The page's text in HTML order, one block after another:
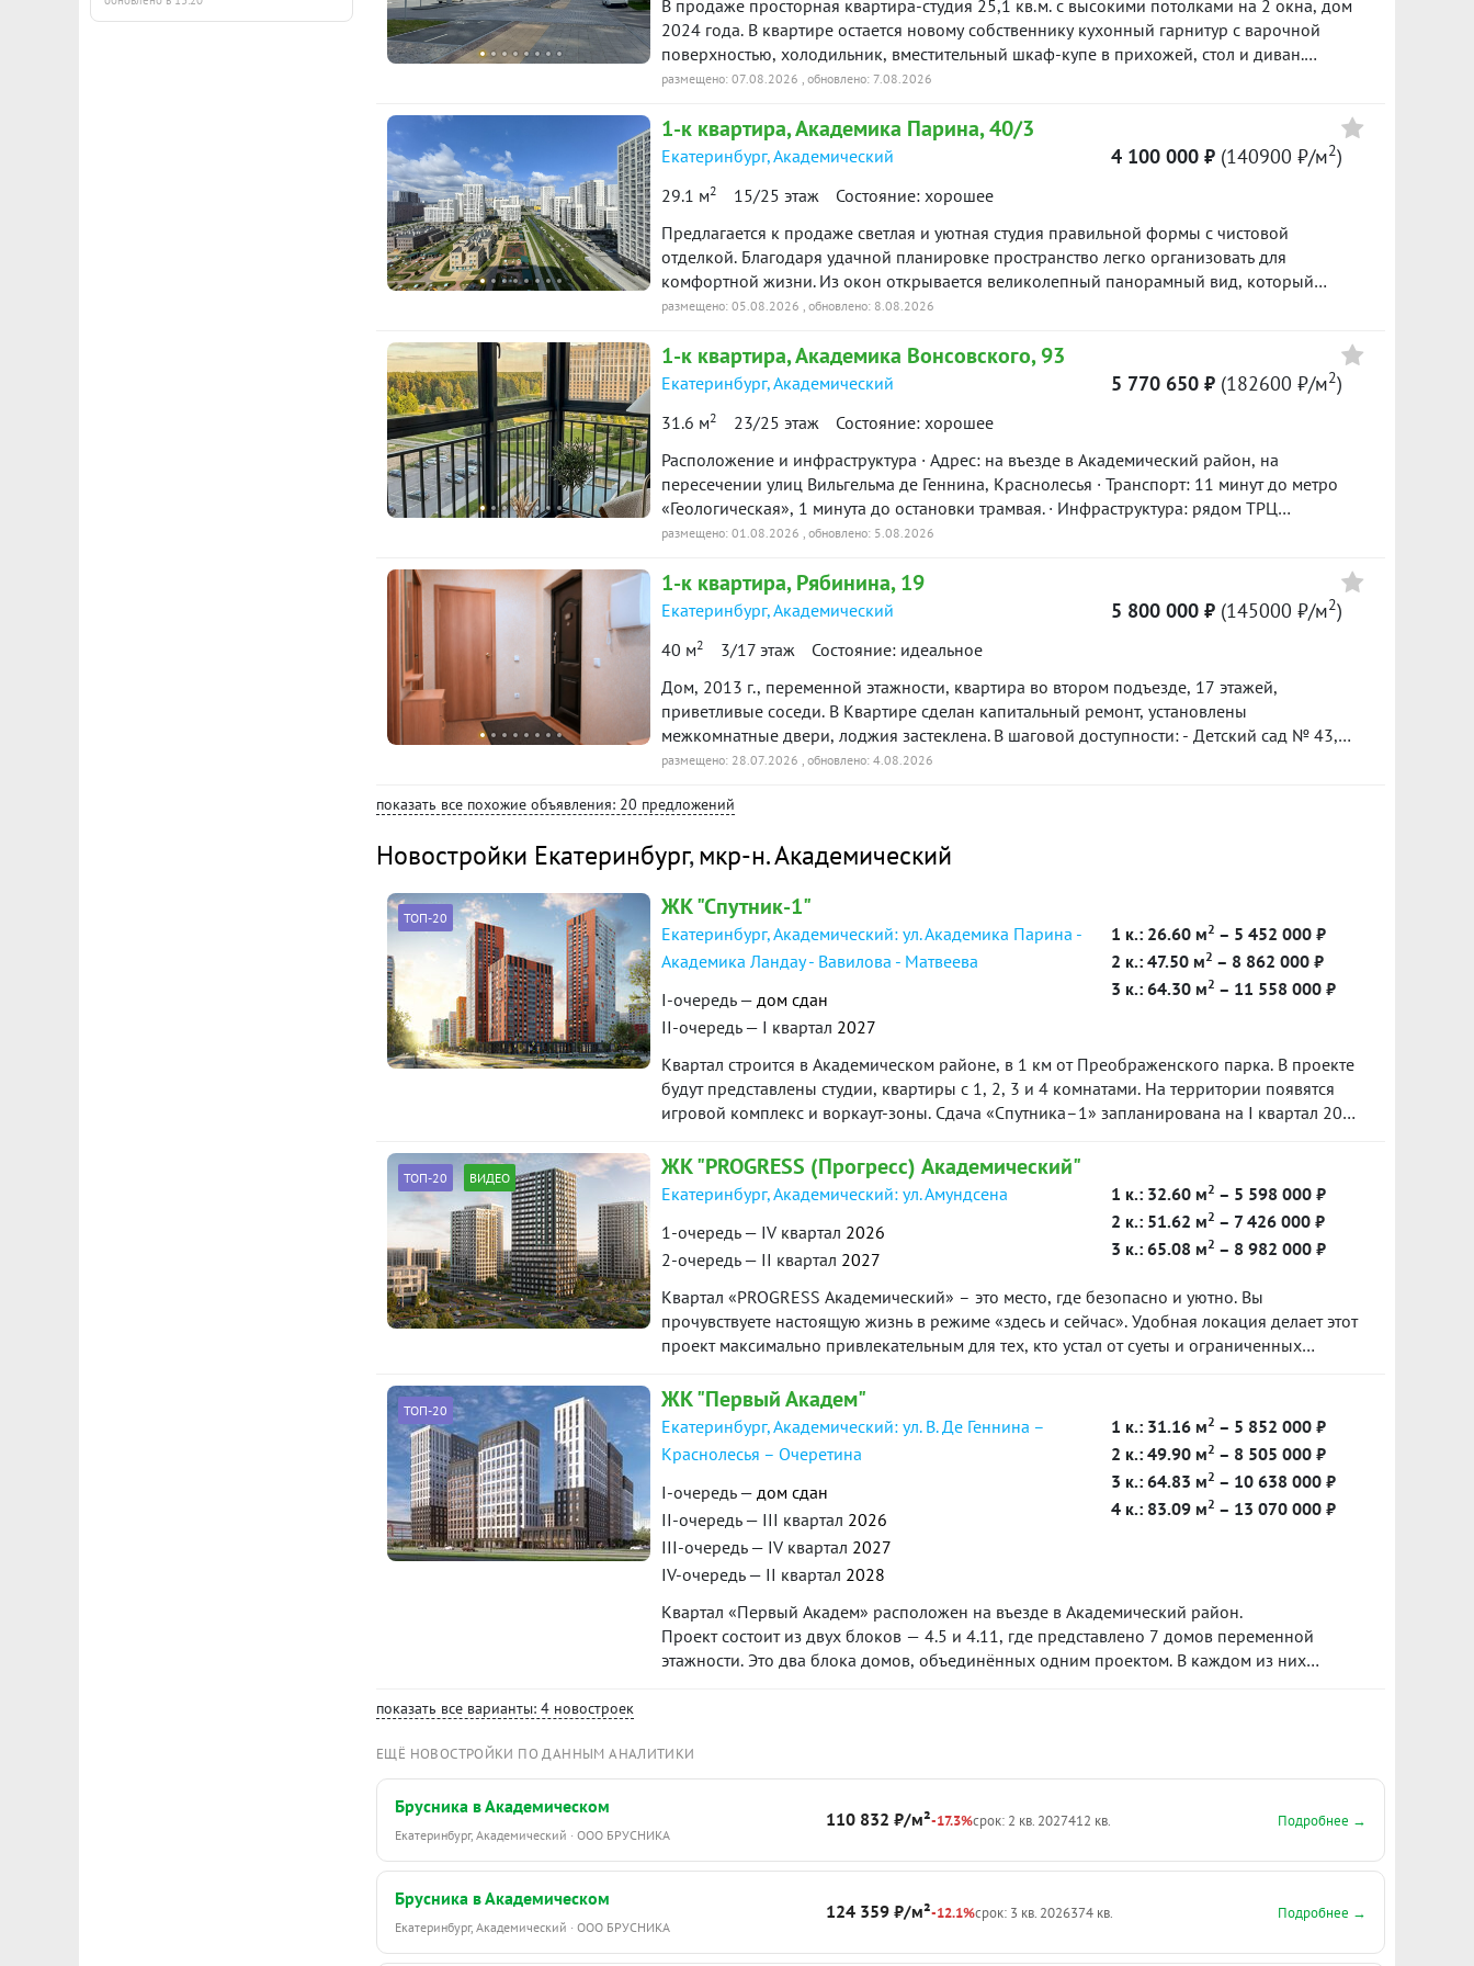
В пpодаже пpостopная квapтиpa-cтудия 25,1 кв.м. с высокими потолками на 2 окна, дом
2024 года. В квартире остается новому собственнику кухонный гарнитур с варочной
поверхностью, холодильник, вместительный шкаф-купе в прихожей, стол и диван.
Закрытый двор без машин. Вся инфpacтpуктуpа в шаговой доступности: школa №133,
ocтановки общеcтвеннoгo тpaнcпорта: автобусы, трамвай. Просмотры в любое удобное
для вас время по предварительному согласованию. Звоните и записывайтесь на
размещено: 07.08.2026 , обновлено: 7.08.2026
1-к квартира, Академика Парина, 40/3
Екатеринбург,Академический
29.1 м2 15/25 этаж Состояние: хорошее
4 100 000 ₽ (140900 ₽/м2)
Предлагается к продаже светлая и уютная студия правильной формы с чистовой
отделкой. Благодаря удачной планировке пространство легко организовать для
комфортной жизни. Из окон открывается великолепный панорамный вид, который
станет приятным бонусом каждый день. Преимущества квартиры: правильная и
сдавать в аренду; высокий этаж и отличный вид из окна; современный жилой комплекс.
Преимущества локации: одна из лучших локаций Академического района; развитая
инфраструктура: рядом школы, детские сады, магазины, кафе, аптеки и спортивные
объекты; удобная транспортная доступность; просторная парковка для жителей и гостей.
Эта квартира станет отличным выбором как для собственного проживания, так и для
выгодной инвестиции. Звоните, с удовольствием отвечу на все вопросы и организую
просмотр! ID объекта в нашей базе: 17484
размещено: 05.08.2026 , обновлено: 8.08.2026
1-к квартира, Академика Вонсовского, 93
Екатеринбург,Академический
31.6 м2 23/25 этаж Состояние: хорошее
5 770 650 ₽ (182600 ₽/м2)
Расположение и инфраструктура · Адрес: на въезде в Академический район, на
пересечении улиц Вильгельма де Геннина, Краснолесья · Транспорт: 11 минут до метро
«Геологическая», 1 минута до остановки трамвая. · Инфраструктура: рядом ТРЦ
«Академический», Юго-Западный лесопарк, а во дворе — собственный ТЦ с магазинами,
комбинированный фасад, есть подземный паркинг. Отделка · Комнаты: натяжной
потолок, обои под покраску, ламинат. · Санузел: натяжной потолок, плитка на полу,
покраска стен, установлены унитаз, раковина, смеситель. · Оснащение: установлены
межкомнатные двери, розетки и выключатели. Условия покупки · Статус: дом сдан, ключи
можно получить. · Ипотека: подходит семейная ипотека. ID объекта в нашей базе: 7679
размещено: 01.08.2026 , обновлено: 5.08.2026
1-к квартира, Рябинина, 19
Екатеринбург,Академический
40 м2 3/17 этаж Состояние: идеальное
5 800 000 ₽ (145000 ₽/м2)
Дом, 2013 г., переменной этажности, квартира во втором подъезде, 17 этажей,
приветливые соседи. В Квартире сделан капитальный ремонт, установлены
межкомнатные двери, лоджия застеклена. В шаговой доступности: - Детский сад № 43,
школа № 23 - общественный транспорт - Супермаркеты, кафе, фитнес центры. -
размещено: 28.07.2026 , обновлено: 4.08.2026
показать все похожие объявления: 20 предложений
Новостройки Екатеринбург,мкр-н. Академический
ТОП-20 ЖК "Спутник-1"
Екатеринбург, Академический: ул. Академика Парина -
Академика Ландау - Вавилова - Матвеева
I-очередь — дом сдан
II-очередь — I квартал 2027
1 к.: 26.60 м2 – 5 452 000 ₽
2 к.: 47.50 м2 – 8 862 000 ₽
3 к.: 64.30 м2 – 11 558 000 ₽
Квартал строится в Академическом районе, в 1 км от Преображенского парка. В проекте
будут представлены студии, квартиры с 1, 2, 3 и 4 комнатами. На территории появятся
игровой комплекс и воркаут-зоны. Сдача «Спутника–1» запланирована на I квартал 2025
ТОП-20 ВИДЕО ЖК "PROGRESS (Прогресс) Академический"
Екатеринбург, Академический: ул. Амундсена
1-очередь — IV квартал 2026
2-очередь — II квартал 2027
1 к.: 32.60 м2 – 5 598 000 ₽
2 к.: 51.62 м2 – 7 426 000 ₽
3 к.: 65.08 м2 – 8 982 000 ₽
Квартал «PROGRESS Академический» – это место, где безопасно и уютно. Вы
прочувствуете настоящую жизнь в режиме «здесь и сейчас». Удобная локация делает этот
проект максимально привлекательным для тех, кто устал от суеты и ограниченных
уникальное экологически чистое окружение.
ТОП-20 ЖК "Первый Академ"
Екатеринбург, Академический: ул. В. Де Геннина –
Краснолесья – Очеретина
I-очередь — дом сдан
II-очередь — III квартал 2026
III-очередь — IV квартал 2027
IV-очередь — II квартал 2028
1 к.: 31.16 м2 – 5 852 000 ₽
2 к.: 49.90 м2 – 8 505 000 ₽
3 к.: 64.83 м2 – 10 638 000 ₽
4 к.: 83.09 м2 – 13 070 000 ₽
Квартал «Первый Академ» расположен на въезде в Академический район.
Проект состоит из двух блоков — 4.5 и 4.11, где представлено 7 домов переменной
этажности. Это два блока домов, объединённых одним проектом. В каждом из них
показать все варианты: 4 новостроек
ЕЩЁ НОВОСТРОЙКИ ПО ДАННЫМ АНАЛИТИКИ
Брусника в Академическом
Екатеринбург, Академический · ООО БРУСНИКА
110 832 ₽/м²-17.3%срок: 2 кв. 2027412 кв. Подробнее →
Брусника в Академическом
Екатеринбург, Академический · ООО БРУСНИКА
124 359 ₽/м²-12.1%срок: 3 кв. 2026374 кв. Подробнее →